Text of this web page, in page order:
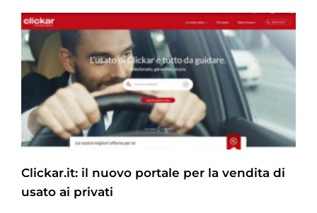
Clickar.it: il nuovo portale per la vendita di
usato ai privati